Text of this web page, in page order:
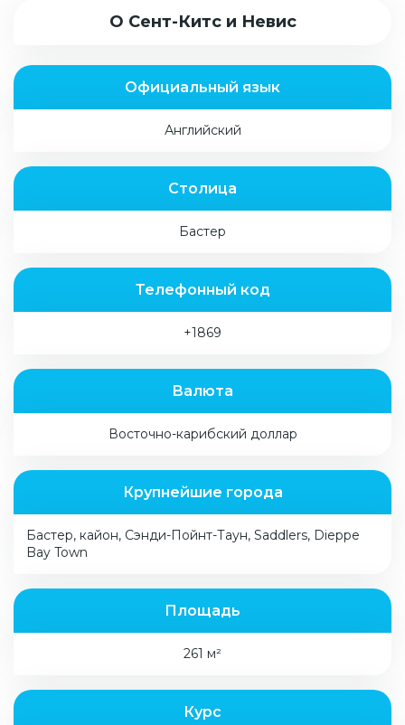
О Сент-Китс и Невис
Официальный язык
Английский
Столица
Бастер
Телефонный код
+1869
Валюта
Восточно-карибский доллар
Крупнейшие города
Бастер, кайон, Сэнди-Пойнт-Таун, Saddlers, Dieppe
Bay Town
Площадь
261 м²
Курс